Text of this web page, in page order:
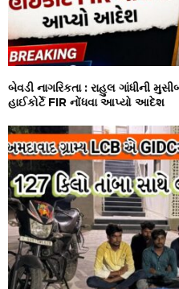
બેવડી નાગરિકતા : રાહુલ ગાંધીની
હાઈકોર્ટે FIR નોંધવા આપ્યો આદેશ